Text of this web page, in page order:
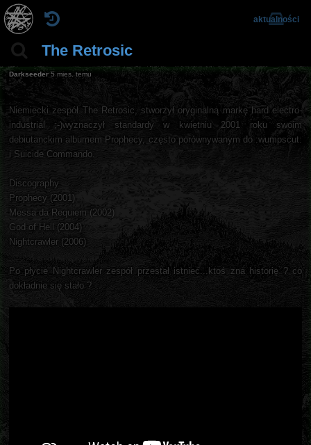
The Retrosic
aktualności
Darkseeder 5 mies. temu
Niemiecki zespół The Retrosic, stworzył oryginalną markę hard electro-
industrial ;-)wyznaczył standardy w kwietniu 2001 roku swoim
debiutanckim albumem Prophecy, często porównywanym do :wumpscut:
i Suicide Commando.
Discography
Prophecy (2001)
Messa da Requiem (2002)
God of Hell (2004)
Nightcrawler (2006)
Po płycie Nightcrawler zespół przestał istnieć...ktoś zna historię ? co
dokładnie się stało ?